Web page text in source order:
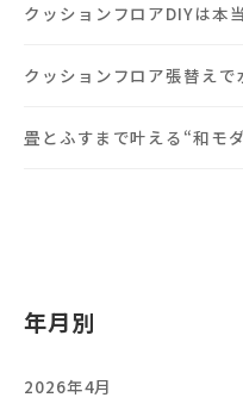
クッションフロアDIYは本
クッションフロア張替えで
畳とふすまで叶える“和モ
年月別
2026年4月